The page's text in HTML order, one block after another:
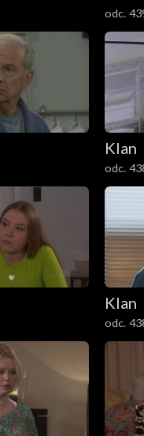
odc.
Klan
odc.
Klan
odc.